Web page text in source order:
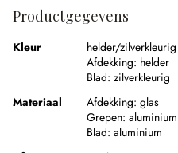
Productgegevens
Kleur
helder/zilverkleurig
Afdekking: helder
Blad: zilverkleurig
Materiaal
Afdekking: glas
Grepen: aluminium
Blad: aluminium